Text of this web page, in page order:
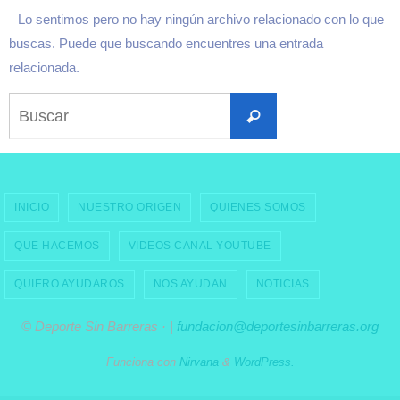
Lo sentimos pero no hay ningún archivo relacionado con lo que
buscas. Puede que buscando encuentres una entrada
relacionada.
Buscar
INICIO NUESTRO ORIGEN QUIENES SOMOS
QUE HACEMOS VIDEOS CANAL YOUTUBE
QUIERO AYUDAROS NOS AYUDAN NOTICIAS
© Deporte Sin Barreras · | fundacion@deportesinbarreras.org
Funciona con Nirvana& WordPress.